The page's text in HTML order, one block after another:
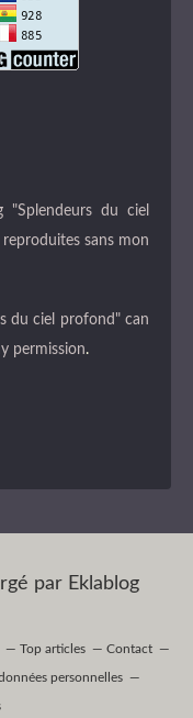
du ciel
sans mon
du ciel profond" can
permission.
par Eklablog
Top articles Contact
personnelles